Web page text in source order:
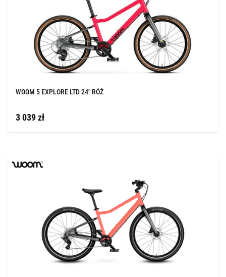
WOOM 5 EXPLORE LTD 24" RÓŻ
3 039 zł